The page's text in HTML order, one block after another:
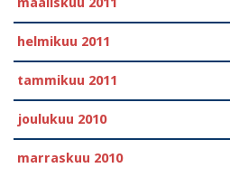
helmikuu 2011
tammikuu 2011
joulukuu 2010
marraskuu 2010